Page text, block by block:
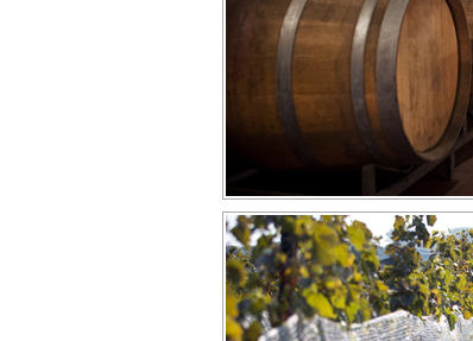
Zdieľajte článok:
X Facebook